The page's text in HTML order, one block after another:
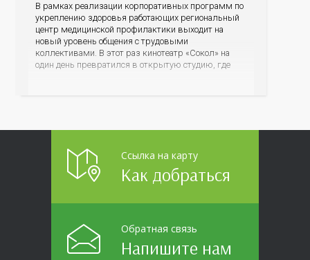
В рамках реализации корпоративных программ по
укреплению здоровья работающих региональный
центр медицинской профилактики выходит на
новый уровень общения с трудовыми
коллективами. В этот раз кинотеатр «Сокол» на
один день превратился в открытую студию, где
Ссылка на карту
Как добраться
Обратная связь
Напишите нам